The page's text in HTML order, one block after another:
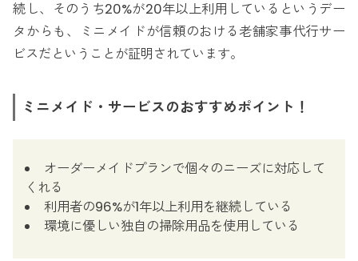
続し、そのうち20%が20年以上利用しているというデー
タからも、ミニメイドが信頼のおける老舗家事代行サー
ビスだということが証明されています。
ミニメイド・サービスのおすすめポイント！
オーダーメイドプランで個々のニーズに対応して
くれる
利用者の96%が1年以上利用を継続している
環境に優しい独自の掃除用品を使用している